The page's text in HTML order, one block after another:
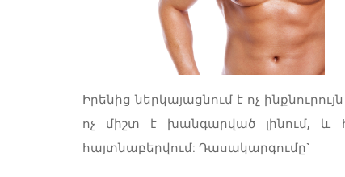
Իրենից ներկայացնում է ոչ
ոչ միշտ է խանգարված լինում, և
հայտնաբերվում: Դասակարգումը`